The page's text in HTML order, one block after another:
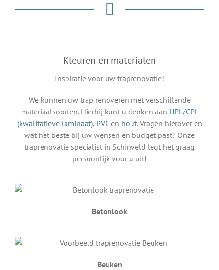
Kleuren en materialen
Inspiratie voor uw traprenovatie!
We kunnen uw trap renoveren met verschillende
materiaalsoorten. Hierbij kunt u denken aan HPL/CPL
(kwalitatieve laminaat), PVCen hout. Vragen hierover en
wat het beste bij uw wensen en budget past? Onze
traprenovatie specialist in Schinveld legt het graag
persoonlijk voor u uit!
Betonlook
Beuken